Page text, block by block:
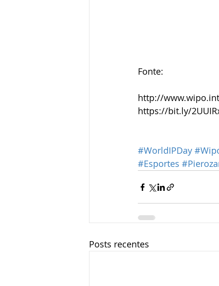
Fonte:
http://
https://bit.ly/
#WorldIPDay
#Esportes
Posts recentes